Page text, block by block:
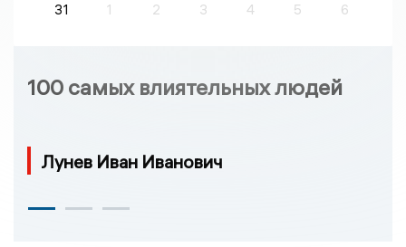
31
1 2 3 4 5 6
100 самых влиятельных людей
Лунев Иван Иванович